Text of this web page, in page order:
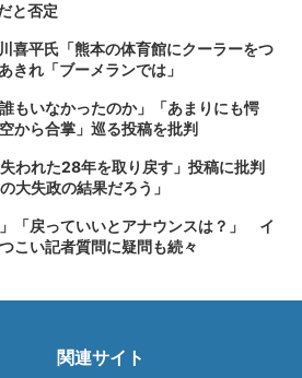
と否定
喜平氏「熊本の体育館にクーラーをつ
きれ「ブーメランでは」
もいなかったのか」「あまりにも愕
から合掌」巡る投稿を批判
われた28年を取り戻す」投稿に批判
大失政の結果だろう」
」「戻っていいとアナウンスは？」 イ
こい記者質問に疑問も続々
関連サイト